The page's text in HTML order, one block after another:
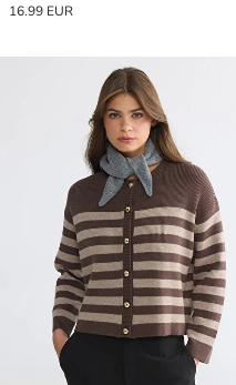
16.99 EUR